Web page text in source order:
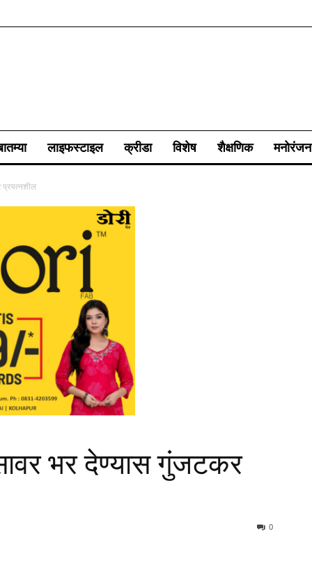
लाइफस्टाइल क्रीडा विशेष शैक्षणिक मनोरंजन
प्रयत्नशील
भर देण्यास गुंजटकर
0